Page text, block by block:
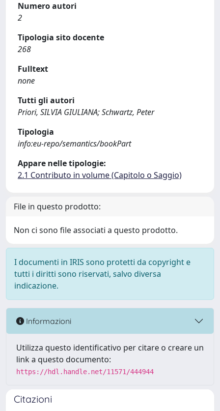
Numero autori
2
Tipologia sito docente
268
Fulltext
none
Tutti gli autori
Priori, SILVIA GIULIANA; Schwartz, Peter
Tipologia
info:eu-repo/semantics/bookPart
Appare nelle tipologie:
2.1 Contributo in volume (Capitolo o Saggio)
File in questo prodotto:
Non ci sono file associati a questo prodotto.
I documenti in IRIS sono protetti da copyright e
tutti i diritti sono riservati, salvo diversa
indicazione.
Informazioni
Utilizza questo identificativo per citare o creare un
link a questo documento:
https://hdl.handle.net/11571/444944
Citazioni